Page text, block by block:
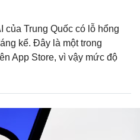
của Trung Quốc có lỗ hổng
kể. Đây là một trong
App Store, vì vậy mức độ